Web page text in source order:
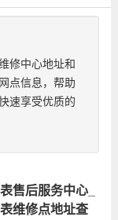
修中心地址和
点信息，帮助
速享受优质的
售后服务中心_
维修点地址查